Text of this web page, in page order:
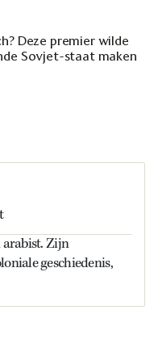
Deze premier wilde
Sovjet-staat maken
Zijn
geschiedenis,